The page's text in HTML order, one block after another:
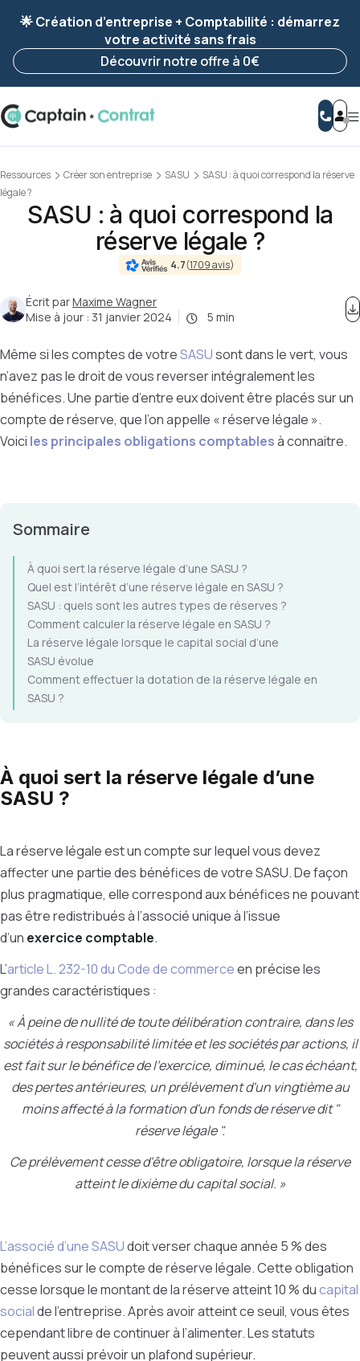
enregistrée 🚀
Reprendre ma démarche
🌟 Création d’entreprise + Comptabilité : démarrez
votre activité sans frais
Découvrir notre offre à 0€
Ressources Créer son entreprise SASU
SASU : à quoi correspond la réserve
légale ?
SASU : à quoi correspond la
réserve légale ?
4.7(1709 avis)
Écrit parMaxime Wagner
Mise à jour : 31 janvier 2024 5 min
Même si les comptes de votreSASUsont dans le vert, vous
n’avez pas le droit de vous reverser intégralement les
bénéfices. Une partie d’entre eux doivent être placés sur un
compte de réserve, que l’on appelle « réserve légale ».
Voici les principales obligations comptablesà connaitre.
Sommaire
À quoi sert la réserve légale d’une SASU ?
Quel est l’intérêt d’une réserve légale en SASU ?
SASU : quels sont les autres types de réserves ?
Comment calculer la réserve légale en SASU ?
La réserve légale lorsque le capital social d’une
SASU évolue
Comment effectuer la dotation de la réserve légale en
SASU ?
À quoi sert la réserve légale d’une
SASU ?
La réserve légale est un compte sur lequel vous devez
affecter une partie des bénéfices de votre SASU. De façon
plus pragmatique, elle correspond aux bénéfices ne pouvant
pas être redistribués à l’associé unique à l’issue
d’un exercice comptable.
L’article L. 232-10 du Code de commerceen précise les
grandes caractéristiques :
« À peine de nullité de toute délibération contraire, dans les
sociétés à responsabilité limitée et les sociétés par actions, il
est fait sur le bénéfice de l'exercice, diminué, le cas échéant,
des pertes antérieures, un prélèvement d'un vingtième au
moins affecté à la formation d'un fonds de réserve dit "
réserve légale ".
Ce prélèvement cesse d'être obligatoire, lorsque la réserve
atteint le dixième du capital social. »
L’associé d’une SASUdoit verser chaque année 5 % des
bénéfices sur le compte de réserve légale. Cette obligation
cesse lorsque le montant de la réserve atteint 10 % ducapital
socialde l’entreprise. Après avoir atteint ce seuil, vous êtes
cependant libre de continuer à l’alimenter. Les statuts
peuvent aussi prévoir un plafond supérieur.